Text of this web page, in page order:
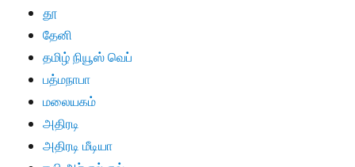
தூ
தேனி
தமிழ் நியூஸ் வெப்
பத்மநாபா
மலையகம்
அதிரடி
அதிரடி மீடியா